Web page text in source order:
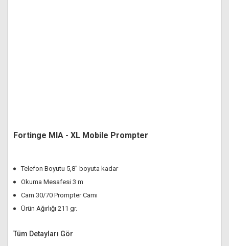
Fortinge MIA - XL Mobile Prompter
Telefon Boyutu 5,8” boyuta kadar
Okuma Mesafesi 3 m
Cam 30/70 Prompter Camı
Ürün Ağırlığı 211 gr.
Tüm Detayları Gör